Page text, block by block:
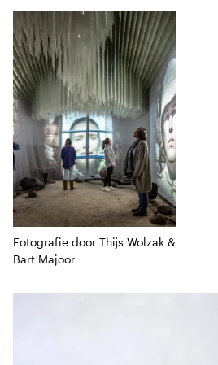
Driedelige collage
Fotografie door Thijs Wolzak &
Bart Majoor